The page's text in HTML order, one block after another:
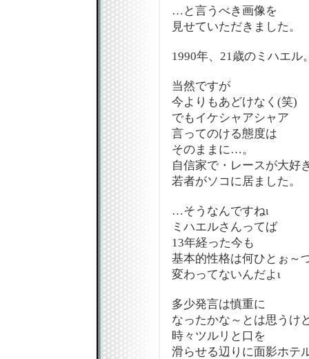
…と言うべき画像を
見せていただきました。
1990年、21歳のミハエル
当然ですが
今よりもあどけなく(笑)
でもイケシャアシャア
言ってのける態度は
そのままに…。
自信家で・レースが大好
若者がソコに居ました。
…そうなんですねι
ミハエルさんってば
13年経った今も
基本的性格は何ひとぉ～
変わってないんだよι
多少発言は慎重に
なったかな～とは思うけ
時々ツルリと口を
滑らせる辺りに面影ホテ